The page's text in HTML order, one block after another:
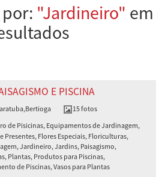
"Jardineiro" em
E PISCINA
,Bertioga
15 fotos
de Pisicinas, Equipamentos de Jardinagem,
Presentes, Flores Especiais, Floriculturas,
Jardineiro, Jardins, Paisagismo,
Plantas, Produtos para Piscinas,
de Piscinas, Vasos para Plantas